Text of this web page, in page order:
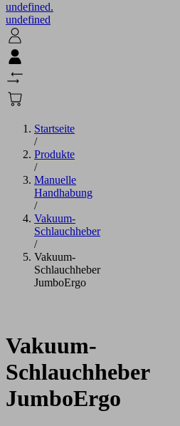
undefined.
undefined
Startseite
/
Produkte
/
Manuelle
Handhabung
/
Vakuum-
Schlauchheber
/
Vakuum-
Schlauchheber
JumboErgo
Vakuum-
Schlauchheber
JumboErgo